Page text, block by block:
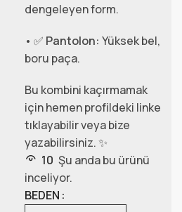
dengeleyen form.
• ✅ Pantolon: Yüksek bel,
boru paça.
Bu kombini kaçırmamak
için hemen profildeki linke
tıklayabilir veya bize
yazabilirsiniz. ✨
10 Şu anda bu ürünü
inceliyor.
BEDEN